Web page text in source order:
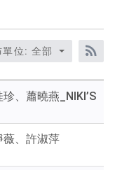
單位: 全部
、蕭曉燕_NIKI’S
薇、許淑萍